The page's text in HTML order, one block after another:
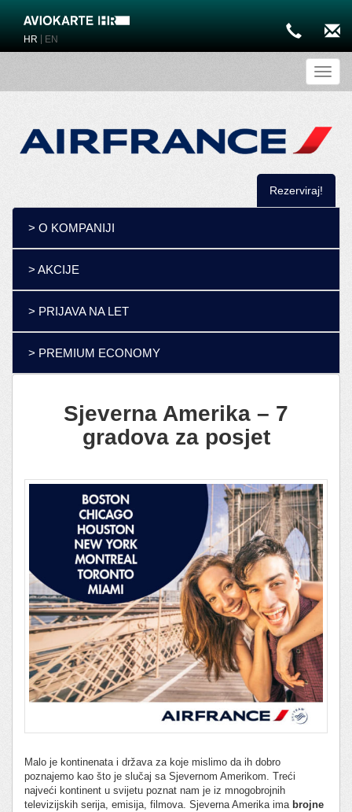
HR EN
Rezerviraj!
> O KOMPANIJI
> AKCIJE
> PRIJAVA NA LET
> PREMIUM ECONOMY
Sjeverna Amerika – 7
gradova za posjet
Malo je kontinenata i država za koje mislimo da ih dobro
poznajemo kao što je slučaj sa Sjevernom Amerikom. Treći
najveći kontinent u svijetu poznat nam je iz mnogobrojnih
televizijskih serija, emisija, filmova. Sjeverna Amerika ima brojne